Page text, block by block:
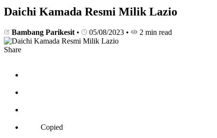
Daichi Kamada Resmi Milik Lazio
Bambang Parikesit • 05/08/2023 • 2 min read
Share
Copied